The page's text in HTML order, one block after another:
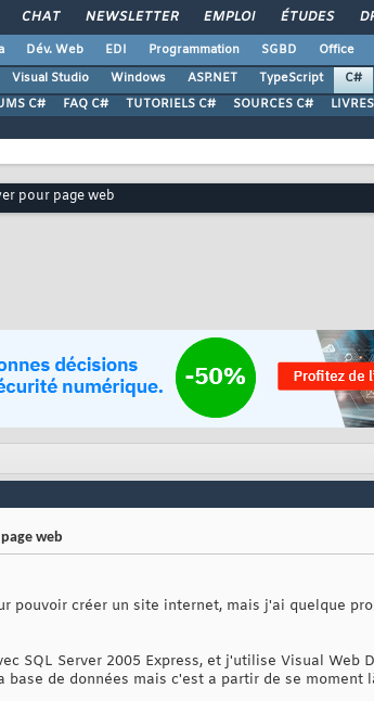
CHAT NEWSLETTER EMPLOI ÉTUDES
Dév. Web EDI Programmation SGBD Office
Visual Studio Windows ASP.NET TypeScript C#
C#
FAQ C# TUTORIELS C# SOURCES C#
pour page web
web
pouvoir créer un site internet, mais j'ai quelque
SQL Server 2005 Express, et j'utilise Visual Web
base de données mais c'est a partir de se moment